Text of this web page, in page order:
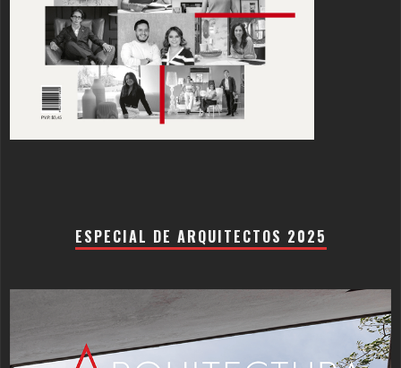
ESPECIAL DE ARQUITECTOS 2025